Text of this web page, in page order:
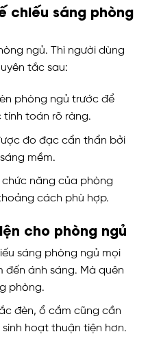
chiếu sáng phòng
ngủ. Thì người dùng
tắc sau:
phòng ngủ trước để
toán rõ ràng.
đo đạc cẩn thẩn bởi
mềm.
năng của phòng
cách phù hợp.
cho phòng ngủ
sáng phòng ngủ mọi
ánh sáng. Mà quên
phòng.
đèn, ổ cắm cũng cần
hoạt thuận tiện hơn.